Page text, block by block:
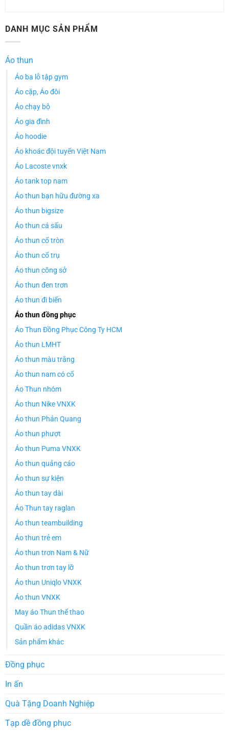
DANH MỤC SẢN PHẨM
Áo thun
Áo ba lỗ tập gym
Áo cặp, Áo đôi
Áo chạy bộ
Áo gia đình
Áo hoodie
Áo khoác đội tuyển Việt Nam
Áo Lacoste vnxk
Áo tank top nam
Áo thun bạn hữu đường xa
Áo thun bigsize
Áo thun cá sấu
Áo thun cổ tròn
Áo thun cổ trụ
Áo thun công sở
Áo thun đen trơn
Áo thun đi biển
Áo thun đồng phục
Áo Thun Đồng Phục Công Ty HCM
Áo thun LMHT
Áo thun màu trắng
Áo thun nam có cổ
Áo Thun nhóm
Áo thun Nike VNXK
Áo thun Phản Quang
Áo thun phượt
Áo thun Puma VNXK
Áo thun quảng cáo
Áo thun sự kiện
Áo thun tay dài
Áo Thun tay raglan
Áo thun teambuilding
Áo thun trẻ em
Áo thun trơn Nam & Nữ
Áo thun trơn tay lỡ
Áo thun Uniqlo VNXK
Áo thun VNXK
May áo Thun thể thao
Quần áo adidas VNXK
Sản phẩm khác
Đồng phục
In ấn
Quà Tặng Doanh Nghiệp
Tạp dề đồng phục